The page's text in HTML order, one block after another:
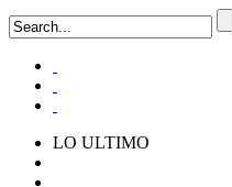
LO ULTIMO